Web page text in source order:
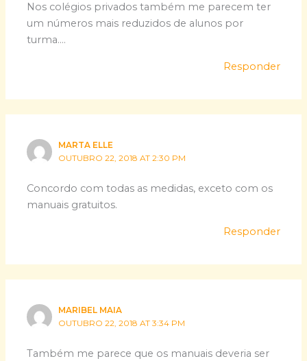
Nos colégios privados também me parecem ter
um números mais reduzidos de alunos por
turma….
Responder
MARTA ELLE
OUTUBRO 22, 2018 AT 2:30 PM
Concordo com todas as medidas, exceto com os
manuais gratuitos.
Responder
MARIBEL MAIA
OUTUBRO 22, 2018 AT 3:34 PM
Também me parece que os manuais deveria ser